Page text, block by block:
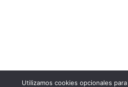
Utilizamos cookies opcionales